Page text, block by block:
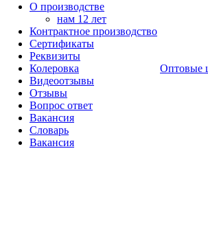
О производстве
нам 12 лет
Контрактное производство
Сертификаты
Реквизиты
Колеровка
Видеоотзывы
Отзывы
Вопрос ответ
Вакансия
Словарь
Вакансия
Оптовые